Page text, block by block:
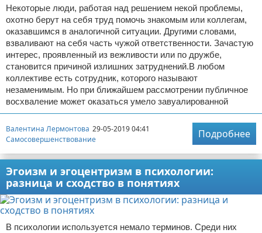
Некоторые люди, работая над решением некой проблемы,
охотно берут на себя труд помочь знакомым или коллегам,
оказавшимся в аналогичной ситуации. Другими словами,
взваливают на себя часть чужой ответственности. Зачастую
интерес, проявленный из вежливости или по дружбе,
становится причиной излишних затруднений.В любом
коллективе есть сотрудник, которого называют
незаменимым. Но при ближайшем рассмотрении публичное
восхваление может оказаться умело завуалированной
Валентина Лермонтова 29-05-2019 04:41
Самосовершенствование
Подробнее
Эгоизм и эгоцентризм в психологии:
разница и сходство в понятиях
В психологии используется немало терминов. Среди них